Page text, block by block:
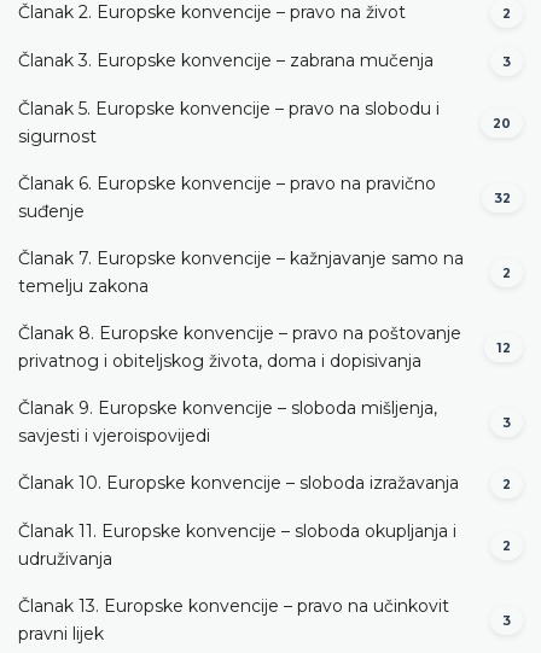
Članak 2. Europske konvencije – pravo na život 2
Članak 3. Europske konvencije – zabrana mučenja 3
Članak 5. Europske konvencije – pravo na slobodu i
sigurnost
20
Članak 6. Europske konvencije – pravo na pravično
suđenje
32
Članak 7. Europske konvencije – kažnjavanje samo na
temelju zakona
2
Članak 8. Europske konvencije – pravo na poštovanje
privatnog i obiteljskog života, doma i dopisivanja
12
Članak 9. Europske konvencije – sloboda mišljenja,
savjesti i vjeroispovijedi
3
Članak 10. Europske konvencije – sloboda izražavanja 2
Članak 11. Europske konvencije – sloboda okupljanja i
udruživanja
2
Članak 13. Europske konvencije – pravo na učinkovit
pravni lijek
3